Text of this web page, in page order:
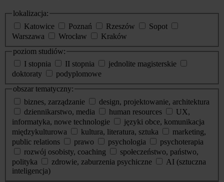
lokalizacja:
Katowice
Poznań Rzeszów
Sopot
Warszawa
Wrocław
Kraków
poziom studiów:
I stopnia
II stopnia
jednolite magisterskie
doktoraty
podyplomowe
obszar tematyczny:
biznes, zarządzanie
design, projektowanie, architektura
dziennikarstwo, media
human resources
UX,
informatyka, nowe technologie
języki obce, komunikacja
międzykulturowa
kultura, literatura, sztuka
marketing,
public relations
prawo psychologia
psychoterapia
rozwój osobisty, coaching
społeczeństwo, państwo,
polityka
zdrowie, zaburzenia psychiczne
AI (sztuczna
inteligencja)